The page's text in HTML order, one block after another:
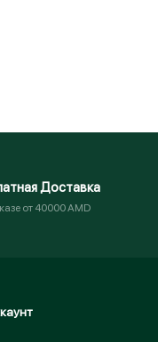
Доставка
от 40000 AMD